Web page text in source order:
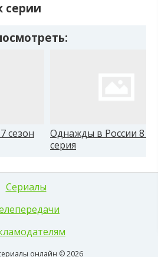
серии
сезон
Однажды в России 8
серия
Сериалы
онлайн © 2026